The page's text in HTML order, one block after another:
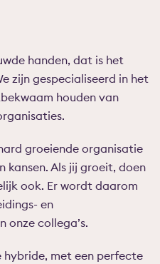
handen, dat is het
zijn gespecialiseerd in het
houden van
groeiende organisatie
Als jij groeit, doen
ook. Er wordt daarom
en
onze collega’s.
hybride, met een perfecte